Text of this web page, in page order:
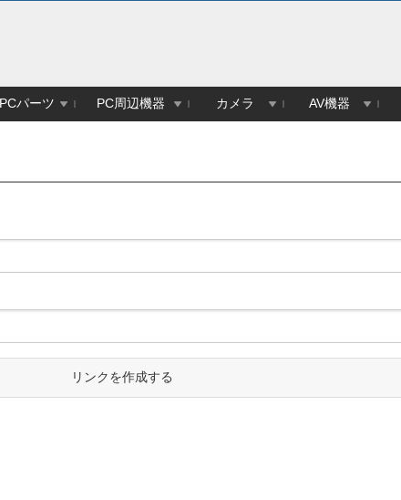
PCパーツ PC周辺機器 カメラ AV機器
リンクを作成する